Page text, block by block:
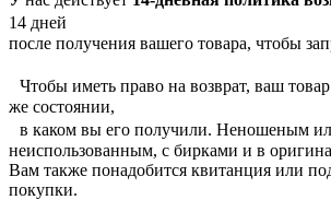
14 дней
после получения вашего товара, чтобы
Чтобы иметь право на возврат, ваш
же состоянии,
в каком вы его получили. Неношеным
неиспользованным, с бирками и в
Вам также понадобится квитанция или
покупки.